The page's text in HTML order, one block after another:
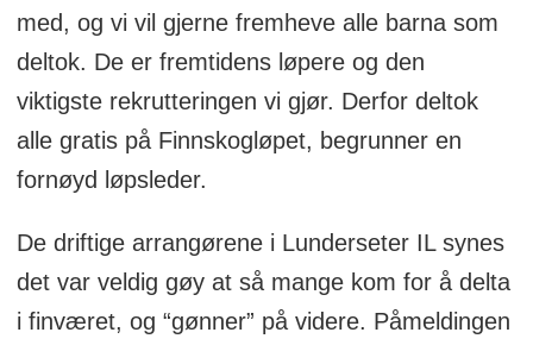
med, og vi vil gjerne fremheve alle barna som
deltok. De er fremtidens løpere og den
viktigste rekrutteringen vi gjør. Derfor deltok
alle gratis på Finnskogløpet, begrunner en
fornøyd løpsleder.
De driftige arrangørene i Lunderseter IL synes
det var veldig gøy at så mange kom for å delta
i finværet, og “gønner” på videre. Påmeldingen